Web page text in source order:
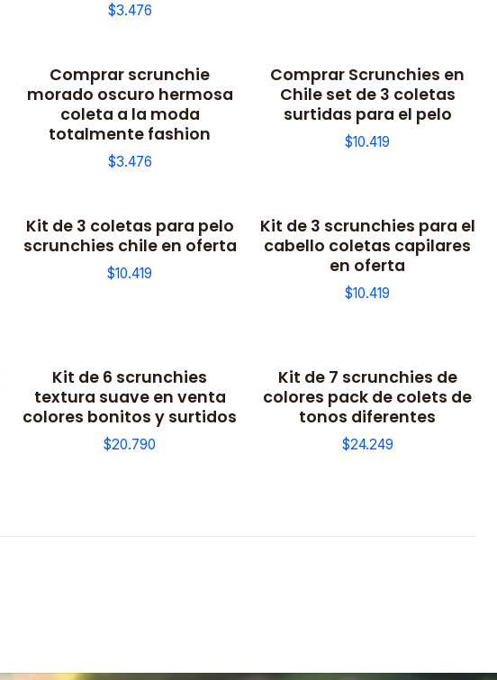
$3.476
Comprar scrunchie
morado oscuro hermosa
coleta a la moda
totalmente fashion
$3.476
Comprar Scrunchies en
Chile set de 3 coletas
surtidas para el pelo
$10.419
Kit de 3 coletas para pelo
scrunchies chile en oferta
$10.419
Kit de 3 scrunchies para el
cabello coletas capilares
en oferta
$10.419
Kit de 6 scrunchies
textura suave en venta
colores bonitos y surtidos
$20.790
Kit de 7 scrunchies de
colores pack de colets de
tonos diferentes
$24.249